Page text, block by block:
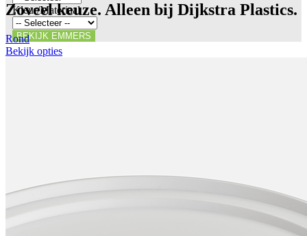
Kleur/Materiaal
BEKIJK EMMERS
Zoveel keuze. Alleen bij Dijkstra Plastics.
Rond
Bekijk opties